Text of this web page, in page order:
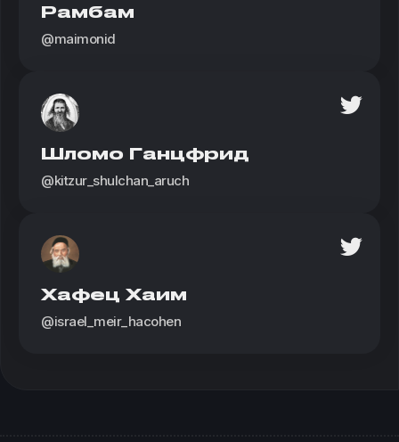
Рамбам
@maimonid
Шломо Ганцфрид
@kitzur_shulchan_aruch
Хафец Хаим
@israel_meir_hacohen